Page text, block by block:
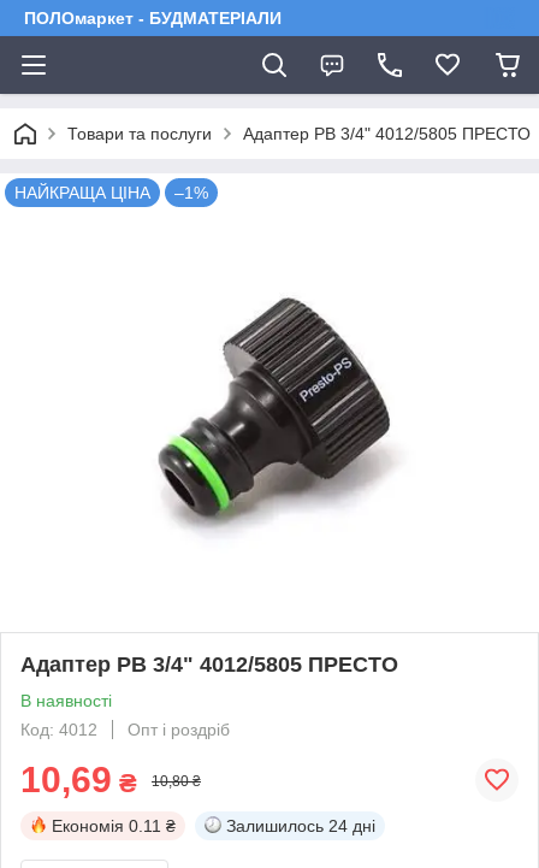
ПОЛОмаркет - БУДМАТЕРІАЛИ
Товари та послуги Адаптер РВ 3/4" 4012/5805 ПРЕСТО
НАЙКРАЩА ЦІНА –1%
Адаптер РВ 3/4" 4012/5805 ПРЕСТО
В наявності
Код: 4012
Опт і роздріб
10,69 ₴ 10,80 ₴
Економія 0.11 ₴ Залишилось 24 дні